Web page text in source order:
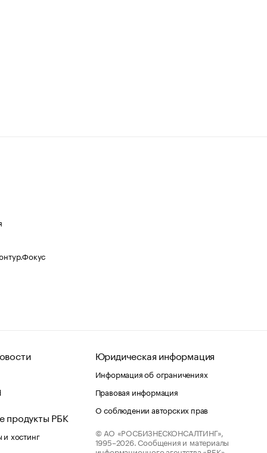
продукты РБК
хостинг
Юридическая информация
Информация об ограничениях
Правовая информация
О соблюдении авторских прав
© АО «РОСБИЗНЕСКОНСАЛТИНГ»,
1995–2026. Сообщения и материалы